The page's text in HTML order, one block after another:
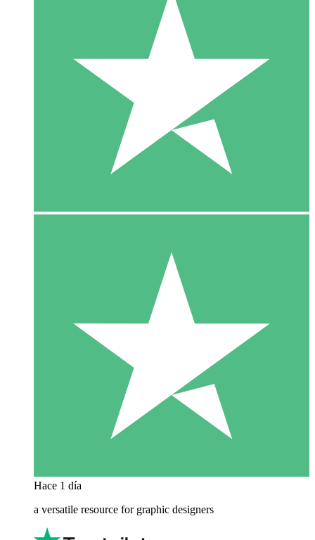
Hace 1 día
a versatile resource for graphic designers